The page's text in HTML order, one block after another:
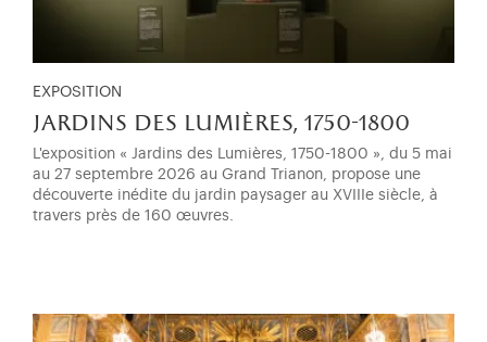
EXPOSITION
jardins des lumières, 1750-1800
L'exposition « Jardins des Lumières, 1750-1800 », du 5 mai
au 27 septembre 2026 au Grand Trianon, propose une
découverte inédite du jardin paysager au XVIIIe siècle, à
travers près de 160 œuvres.